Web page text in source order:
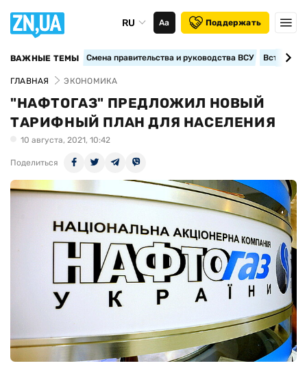
RU Аа Поддержать
ВАЖНЫЕ ТЕМЫ Смена правительства и руководства ВСУ
ГЛАВНАЯ ЭКОНОМИКА
"НАФТОГАЗ" ПРЕДЛОЖИЛ НОВЫЙ
ТАРИФНЫЙ ПЛАН ДЛЯ НАСЕЛЕНИЯ
10 августа, 2021, 10:42
Поделиться